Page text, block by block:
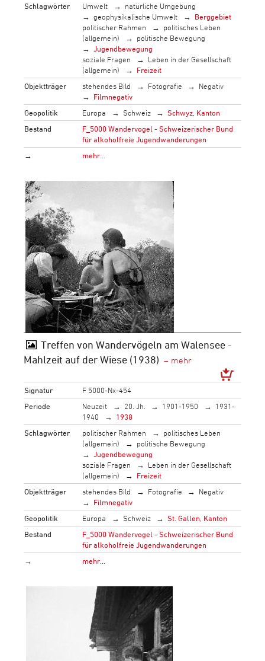
Schlagwörter
Umwelt
natürliche Umgebung
geophysikalische Umwelt
Berggebiet
politischer Rahmen
politisches Leben
(allgemein)
politische Bewegung
Jugendbewegung
soziale Fragen
Leben in der Gesellschaft
(allgemein)
Freizeit
Objektträger
stehendes Bild Fotografie
Negativ
Filmnegativ
Geopolitik
Europa Schweiz
Schwyz, Kanton
Bestand
F_5000 Wandervogel - Schweizerischer Bund
für alkoholfreie Jugendwanderungen
→
mehr…
Treffen von Wandervögeln am Walensee -
Mahlzeit auf der Wiese (1938)
Signatur
F 5000-Nx-454
Periode
Neuzeit 20. Jh. 1901-1950
1931-
1940
1938
Schlagwörter
politischer Rahmen
politisches Leben
(allgemein)
politische Bewegung
Jugendbewegung
soziale Fragen
Leben in der Gesellschaft
(allgemein)
Freizeit
Objektträger
stehendes Bild Fotografie
Negativ
Filmnegativ
Geopolitik
Europa Schweiz
St. Gallen, Kanton
Bestand
F_5000 Wandervogel - Schweizerischer Bund
für alkoholfreie Jugendwanderungen
→
mehr…